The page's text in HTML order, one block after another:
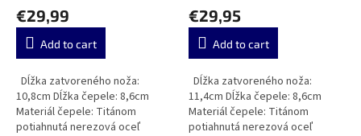
€29,99
Add to cart
Dĺžka zatvoreného noža:
10,8cm Dĺžka čepele: 8,6cm
Materiál čepele: Titánom
potiahnutá nerezová oceľ
€29,95
Add to cart
Dĺžka zatvoreného noža:
11,4cm Dĺžka čepele: 8,6cm
Materiál čepele: Titánom
potiahnutá nerezová oceľ